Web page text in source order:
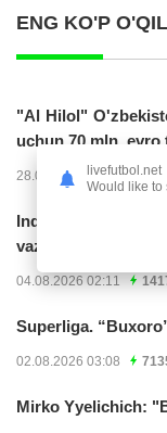
ENG KO'P
"Al Hilol"
uchun 70 mln. evro
28.07.2026 01:56
Indoneziya
vazifa deb...
04.08.2026 02:11
Superliga.
02.08.2026 03:08
Mirko Yyelichich:
livefutbol.net
Would like to